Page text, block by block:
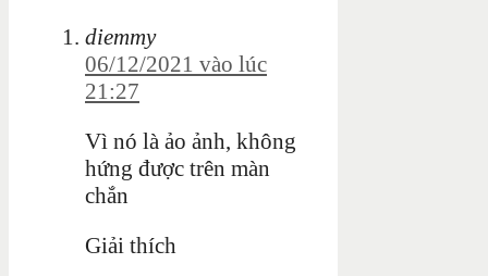
diemmy
06/12/2021 vào lúc
21:27
Vì nó là ảo ảnh, không
hứng được trên màn
chắn
Giải thích